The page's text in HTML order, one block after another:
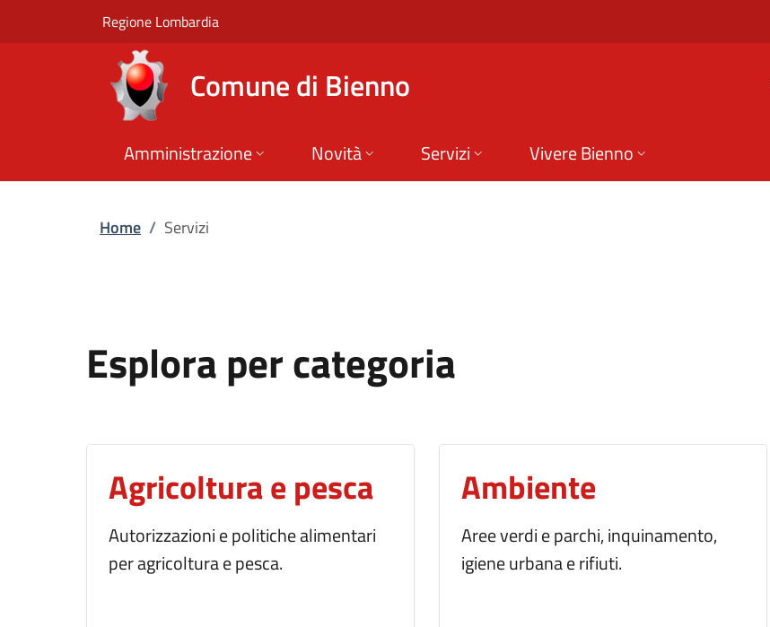
Vai al contenuto principale
Servizi | Comune di Bienno
Regione Lombardia
Comune di Bienno
Amministrazione Novità Servizi Vivere Bienno
Home / Servizi
Esplora per categoria
Agricoltura e pesca
Autorizzazioni e politiche alimentari
per agricoltura e pesca.
Ambiente
Aree verdi e parchi, inquinamento,
igiene urbana e rifiuti.